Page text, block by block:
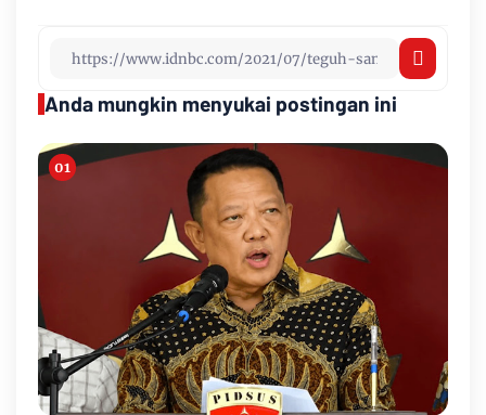
Anda mungkin menyukai postingan ini